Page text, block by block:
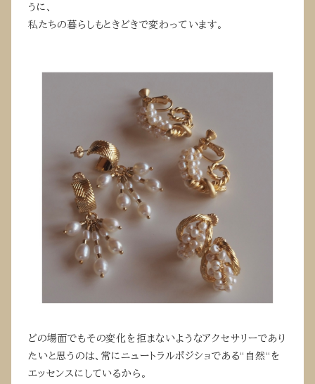
うに、
私たちの暮らしもときどきで変わっています。
どの場面でもその変化を拒まないようなアクセサリーであり
たいと思うのは、常にニュートラルポジショである“自然“を
エッセンスにしているから。